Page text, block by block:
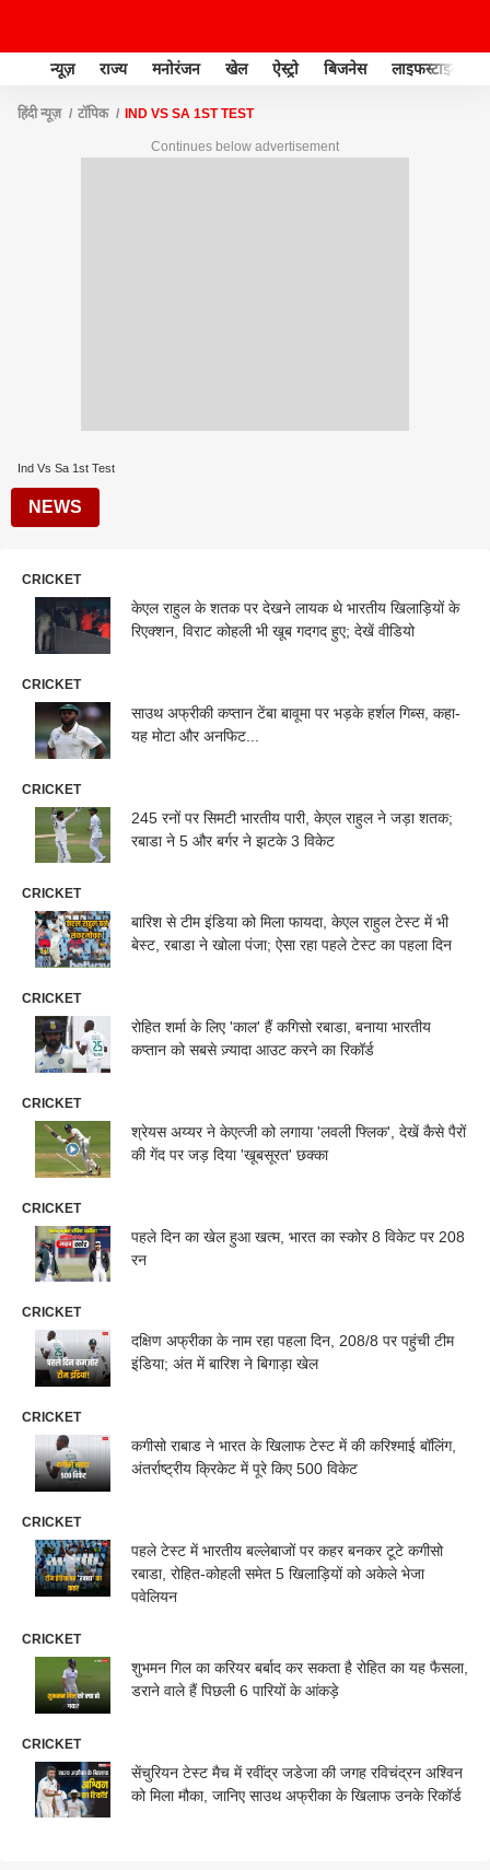
न्यूज़ राज्य मनोरंजन खेल ऐस्ट्रो बिजनेस लाइफस्टाइल
हिंदी न्यूज़ टॉपिक IND VS SA 1ST TEST
Continues below advertisement
Ind Vs Sa 1st Test
NEWS
CRICKET
केएल राहुल के शतक पर देखने लायक थे भारतीय खिलाड़ियों के
रिएक्शन, विराट कोहली भी खूब गदगद हुए; देखें वीडियो
CRICKET
साउथ अफ्रीकी कप्तान टेंबा बावूमा पर भड़के हर्शल गिब्स, कहा-
यह मोटा और अनफिट...
CRICKET
245 रनों पर सिमटी भारतीय पारी, केएल राहुल ने जड़ा शतक;
रबाडा ने 5 और बर्गर ने झटके 3 विकेट
CRICKET
बारिश से टीम इंडिया को मिला फायदा, केएल राहुल टेस्ट में भी
बेस्ट, रबाडा ने खोला पंजा; ऐसा रहा पहले टेस्ट का पहला दिन
CRICKET
रोहित शर्मा के लिए 'काल' हैं कगिसो रबाडा, बनाया भारतीय
कप्तान को सबसे ज़्यादा आउट करने का रिकॉर्ड
CRICKET
श्रेयस अय्यर ने केएत्जी को लगाया 'लवली फ्लिक', देखें कैसे पैरों
की गेंद पर जड़ दिया 'खूबसूरत' छक्का
CRICKET
पहले दिन का खेल हुआ खत्म, भारत का स्कोर 8 विकेट पर 208
रन
CRICKET
दक्षिण अफ्रीका के नाम रहा पहला दिन, 208/8 पर पहुंची टीम
इंडिया; अंत में बारिश ने बिगाड़ा खेल
CRICKET
कगीसो राबाड ने भारत के खिलाफ टेस्ट में की करिश्माई बॉलिंग,
अंतर्राष्ट्रीय क्रिकेट में पूरे किए 500 विकेट
CRICKET
पहले टेस्ट में भारतीय बल्लेबाजों पर कहर बनकर टूटे कगीसो
रबाडा, रोहित-कोहली समेत 5 खिलाड़ियों को अकेले भेजा
पवेलियन
CRICKET
शुभमन गिल का करियर बर्बाद कर सकता है रोहित का यह फैसला,
डराने वाले हैं पिछली 6 पारियों के आंकड़े
CRICKET
सेंचुरियन टेस्ट मैच में रवींद्र जडेजा की जगह रविचंद्रन अश्विन
को मिला मौका, जानिए साउथ अफ्रीका के खिलाफ उनके रिकॉर्ड